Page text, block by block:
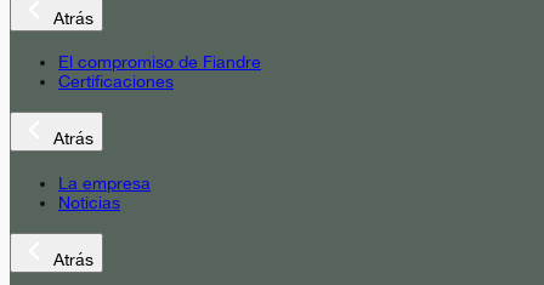
Atrás
El compromiso de Fiandre
Certificaciones
Atrás
La empresa
Noticias
Atrás